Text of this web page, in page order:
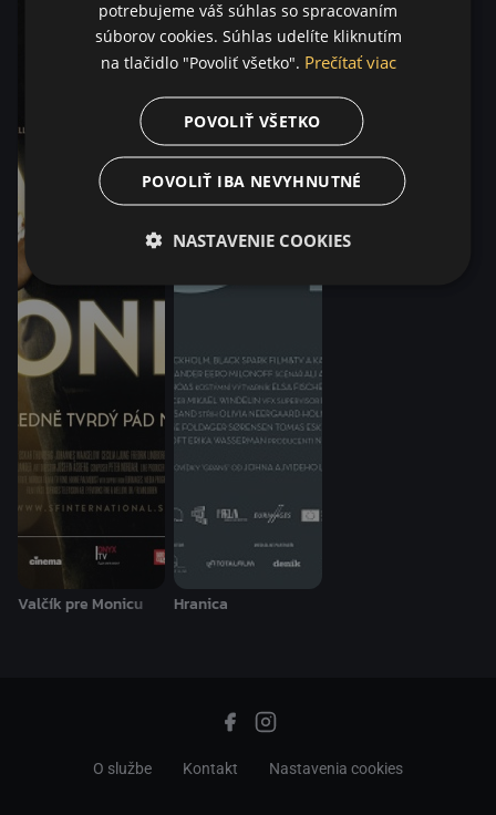
Valčík pre Monicu Hranica
O službe Kontakt Nastavenia cookies
potrebujeme váš súhlas so spracovaním
súborov cookies. Súhlas udelíte kliknutím
na tlačidlo "Povoliť všetko". Prečítať viac
POVOLIŤ VŠETKO
POVOLIŤ IBA NEVYHNUTNÉ
NASTAVENIE COOKIES